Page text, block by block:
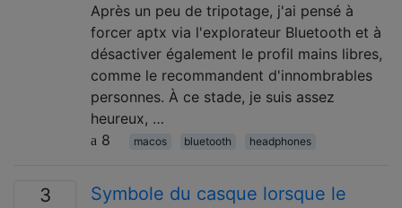
Après un peu de tripotage, j'ai pensé à
forcer aptx via l'explorateur Bluetooth et à
désactiver également le profil mains libres,
comme le recommandent d'innombrables
personnes. À ce stade, je suis assez
heureux, …
8
macos bluetooth headphones
3
Symbole du casque lorsque le